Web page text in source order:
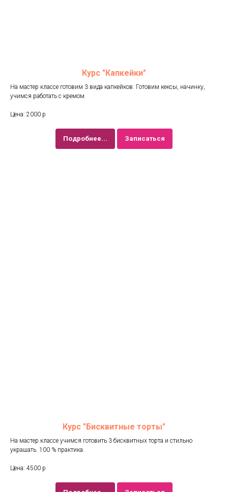
Курс "Капкейки"
На мастер классе готовим 3 вида капкейков. Готовим кексы, начинку,
учимся работать с кремом.
Цена: 2000 р
Подробнее... Записаться
Курс "Бисквитные торты"
На мастер классе учимся готовить 3 бисквитных торта и стильно
украшать. 100 % практика.
Цена: 4500 р